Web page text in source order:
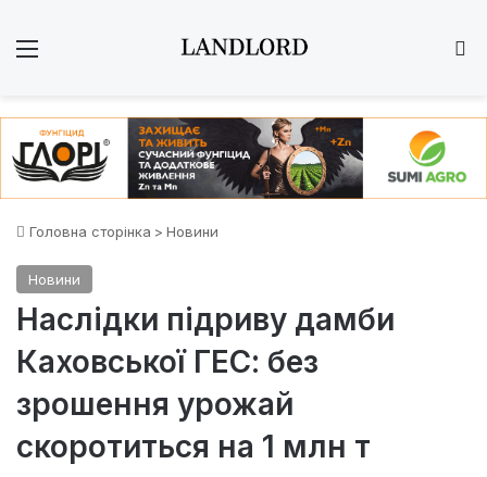
Головна сторінка > Новини
Новини
Наслідки підриву дамби
Каховської ГЕС: без
зрошення урожай
скоротиться на 1 млн т